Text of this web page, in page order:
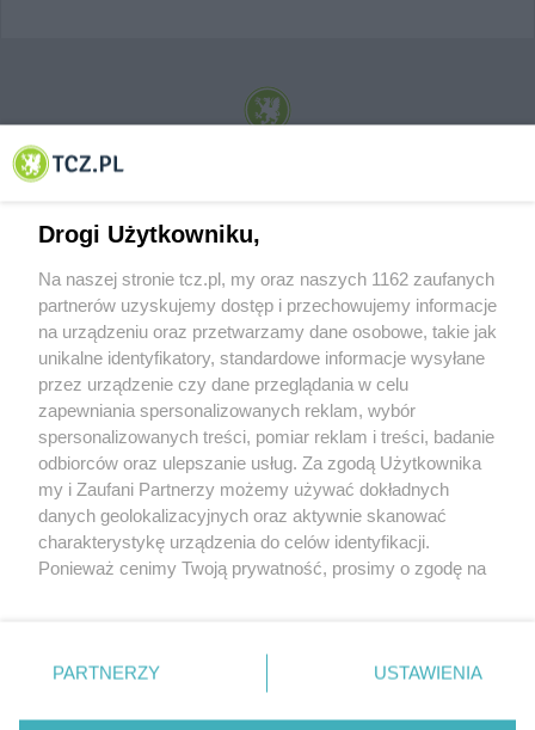
© 2001-2026 Tczew - TCZ.PL Sp. z o.o. Internetowy Serwis Informacyjny Miasta
O FIRMIE POLITYKA PRYWATNOŚCI HOSTING
REKLAMA WSPÓŁPRACA RSS FACEBOOK KONTAKT
Nasze serwisy
Aktualności
Tcz24
Historia miasta
Muzyka i kultura
Archiwum wydarzeń
Zdjęcia miasta
Drogi Użytkowniku,
Na naszej stronie tcz.pl, my oraz naszych 1162 zaufanych
partnerów uzyskujemy dostęp i przechowujemy informacje
na urządzeniu oraz przetwarzamy dane osobowe, takie jak
unikalne identyfikatory, standardowe informacje wysyłane
przez urządzenie czy dane przeglądania w celu
zapewniania spersonalizowanych reklam, wybór
spersonalizowanych treści, pomiar reklam i treści, badanie
odbiorców oraz ulepszanie usług. Za zgodą Użytkownika
my i Zaufani Partnerzy możemy używać dokładnych
danych geolokalizacyjnych oraz aktywnie skanować
charakterystykę urządzenia do celów identyfikacji.
Ponieważ cenimy Twoją prywatność, prosimy o zgodę na
znajdujący się w lewym dolnym rogu strony
. Niektóre
PARTNERZY USTAWIENIA